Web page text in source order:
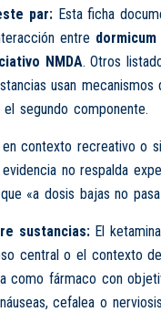
par:Esta ficha
entre dormicum
NMDA. Otros
usan mecanismos
el segundo componente.
contexto recreativo o
no respalda
«a dosis bajas no pasa
sustancias:El
central o el contexto
como fármaco con
cefalea o